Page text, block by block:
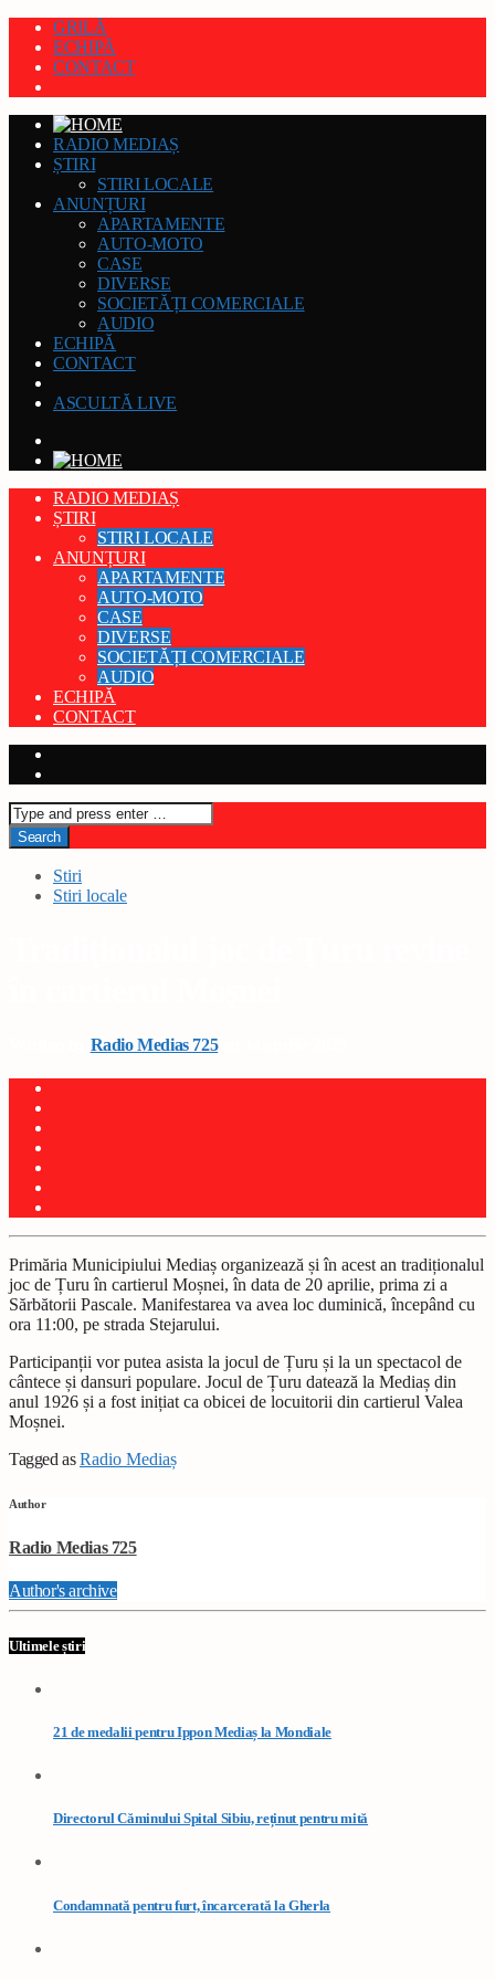
GRILĂ
ECHIPĂ
CONTACT
RADIO MEDIAȘ
ȘTIRI
STIRI LOCALE
ANUNȚURI
APARTAMENTE
AUTO-MOTO
CASE
DIVERSE
SOCIETĂȚI COMERCIALE
AUDIO
ECHIPĂ
CONTACT
ASCULTĂ LIVE
RADIO MEDIAȘ
ȘTIRI
STIRI LOCALE
ANUNȚURI
APARTAMENTE
AUTO-MOTO
CASE
DIVERSE
SOCIETĂȚI COMERCIALE
AUDIO
ECHIPĂ
CONTACT
Stiri
Stiri locale
Radio Medias 725on 14 aprilie 2025
Primăria Municipiului Mediaș organizează și în acest an tradiționalul
joc de Țuru în cartierul Moșnei, în data de 20 aprilie, prima zi a
Sărbătorii Pascale. Manifestarea va avea loc duminică, începând cu
ora 11:00, pe strada Stejarului.
Participanții vor putea asista la jocul de Țuru și la un spectacol de
cântece și dansuri populare. Jocul de Țuru datează la Mediaș din
anul 1926 și a fost inițiat ca obicei de locuitorii din cartierul Valea
Moșnei.
Tagged asRadio Mediaș
Author
Radio Medias 725
Author's archive
Ultimele știri
21 de medalii pentru Ippon Mediaș la Mondiale
Directorul Căminului Spital Sibiu, reținut pentru mită
Condamnată pentru furt, încarcerată la Gherla